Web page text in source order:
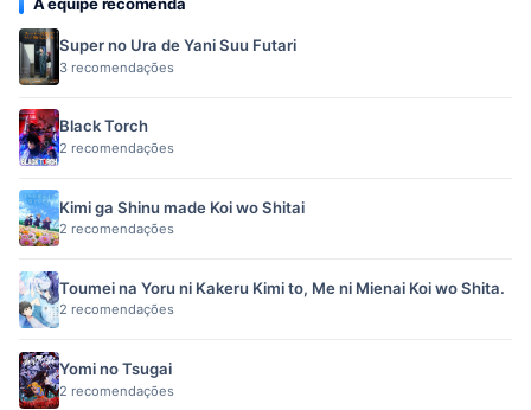
Super no Ura de Yani Suu Futari
3 recomendações
Black Torch
2 recomendações
Kimi ga Shinu made Koi wo Shitai
2 recomendações
Toumei na Yoru ni Kakeru Kimi to, Me ni Mienai Koi wo Shita.
2 recomendações
Yomi no Tsugai
2 recomendações